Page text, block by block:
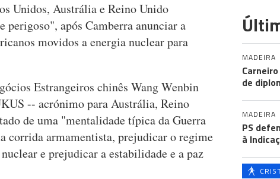
Unidos, Austrália e Reino Unido
após Camberra anunciar a
movidos a energia nuclear para
Estrangeiros chinês Wang Wenbin
-- acrónimo para Austrália, Reino
de uma "mentalidade típica da Guerra
corrida armamentista, prejudicar o regime
e prejudicar a estabilidade e a paz
MADEIRA
de
MADEIRA
PS
à